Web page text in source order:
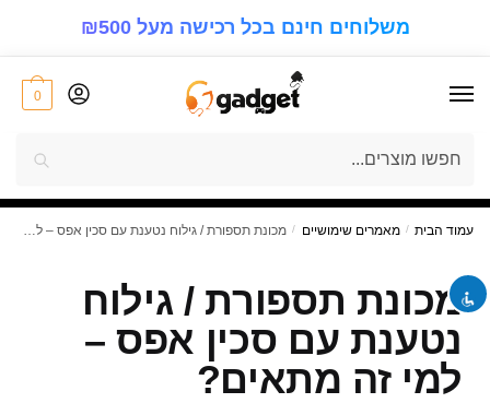
משלוחים חינם בכל רכישה מעל ₪500
0
7%הנחה
על כל סל הקניות! בכל רכישה!
עמוד הבית / מאמרים שימושיים / מכונת תספורת / גילוח נטענת עם סכין אפס – למי זה מתאים?
מכונת תספורת / גילוח
נטענת עם סכין אפס –
למי זה מתאים?
keyboard ניווט במקלדת
zoom_out להקטין את התצוגה
remove_circle_outline הקטן את הגופן
add_circle_outline הגדל את הגופן
spellcheck גופן קריא